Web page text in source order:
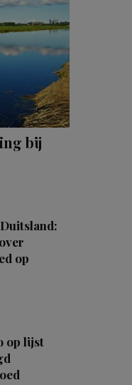
bij
op
op lijst